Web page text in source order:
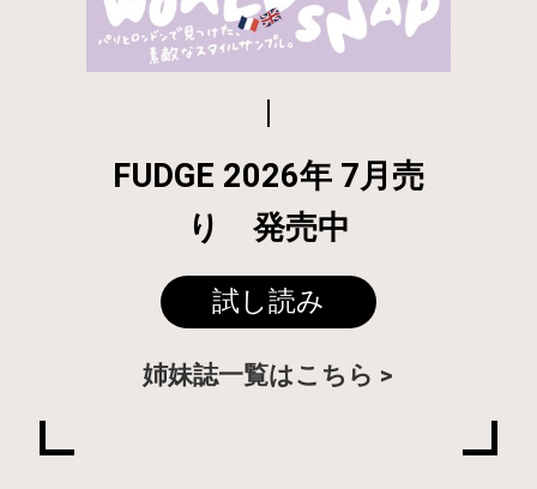
FUDGE 2026年 7月売
り 発売中
試し読み
姉妹誌一覧はこちら